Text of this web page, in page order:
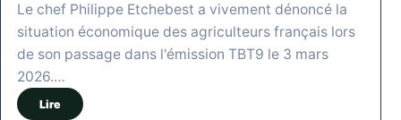
Le chef Philippe Etchebest a vivement dénoncé la
situation économique des agriculteurs français lors
de son passage dans l'émission TBT9 le 3 mars
2026.…
Lire